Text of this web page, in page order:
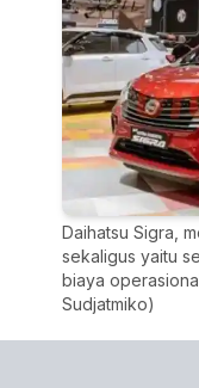
Daihatsu Sigra,
sekaligus yaitu
biaya
Sudjatmiko)